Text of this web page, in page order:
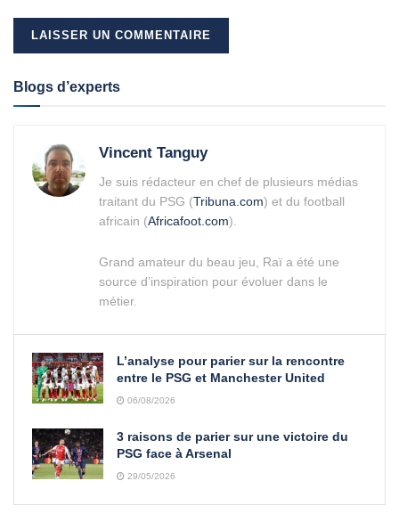
Alternative:
Blogs d’experts
Vincent Tanguy
Je suis rédacteur en chef de plusieurs médias
traitant du PSG (Tribuna.com) et du football
africain (Africafoot.com).
Grand amateur du beau jeu, Raï a été une
source d’inspiration pour évoluer dans le
métier.
L’analyse pour parier sur la rencontre
entre le PSG et Manchester United
06/08/2026
3 raisons de parier sur une victoire du
PSG face à Arsenal
29/05/2026